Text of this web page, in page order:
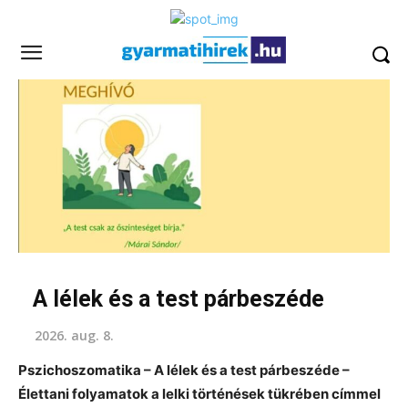
A lélek és a test párbeszéde
2026. aug. 8.
Pszichoszomatika – A lélek és a test párbeszéde –
Élettani folyamatok a lelki történések tükrében címmel